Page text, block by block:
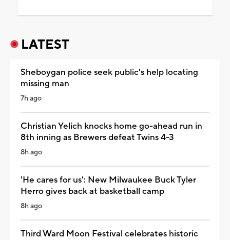
LATEST
Sheboygan police seek public's help locating
missing man
7h ago
Christian Yelich knocks home go-ahead run in
8th inning as Brewers defeat Twins 4-3
8h ago
'He cares for us': New Milwaukee Buck Tyler
Herro gives back at basketball camp
8h ago
Third Ward Moon Festival celebrates historic